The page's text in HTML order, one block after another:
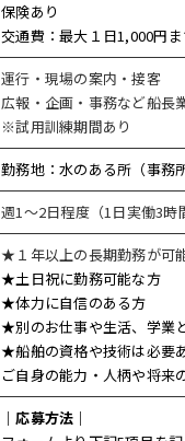
保険あり
交通費：最大１日1,000円ま
運行・現場の案内・接客
広報・企画・事務など船長
※試用訓練期間あり
勤務地：水のある所（事務
週1～2日程度（1日実働3時
★１年以上の長期勤務が可
★土日祝に勤務可能な方
★体力に自信のある方
★別のお仕事や生活、学業
★船舶の資格や技術は必要
ご自身の能力・人柄や将来
｜応募方法｜